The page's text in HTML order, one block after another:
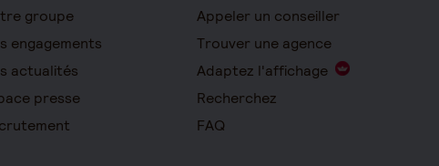
groupe
engagements
actualités
presse
Appeler un conseiller
Trouver une agence
Adaptez l'affichage
Recherchez
FAQ